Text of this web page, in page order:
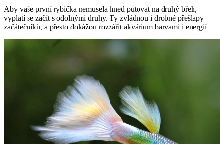
Aby vaše první rybička nemusela hned putovat na druhý břeh,
vyplatí se začít s odolnými druhy. Ty zvládnou i drobné přešlapy
začátečníků, a přesto dokážou rozzářit akvárium barvami i energií.